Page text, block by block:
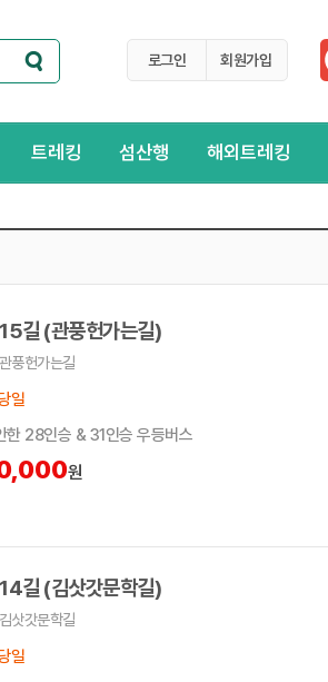
로그인 회원가입
트레킹 섬산행 해외트레킹
길 (관풍헌가는길)
풍헌가는길
일
한 28인승 & 31인승 우등버스
원
길 (김삿갓문학길)
삿갓문학길
일